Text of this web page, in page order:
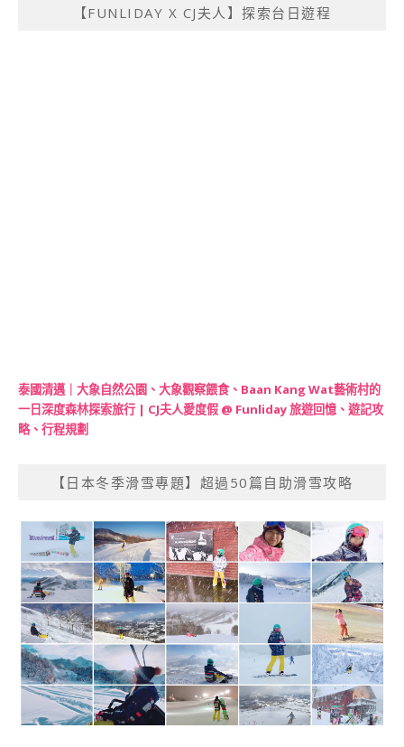
【FUNLIDAY X CJ夫人】探索台日遊程
泰國清邁｜大象自然公園、大象觀察餵食、Baan Kang Wat藝術村的
一日深度森林探索旅行 | CJ夫人愛度假 @ Funliday 旅遊回憶、遊記攻
略、行程規劃
【日本冬季滑雪專題】超過50篇自助滑雪攻略